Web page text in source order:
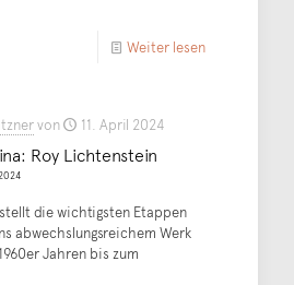
Weiter lesen
von 11. April 2024
Roy Lichtenstein
die wichtigsten Etappen
abwechslungsreichem Werk
Jahren bis zum